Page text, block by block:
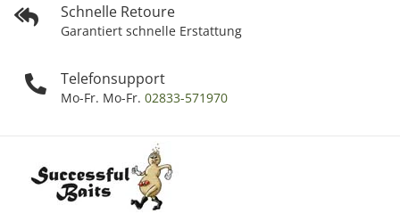
Schnelle Retoure
Garantiert schnelle Erstattung
Telefonsupport
Mo-Fr. Mo-Fr. 02833-571970